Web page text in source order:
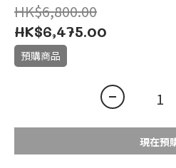
HK$6,800.00
HK$6,475.00
預購商品
現在預